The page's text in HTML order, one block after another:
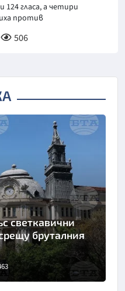
гласа, а четири
против
506
светкавични
бруталния